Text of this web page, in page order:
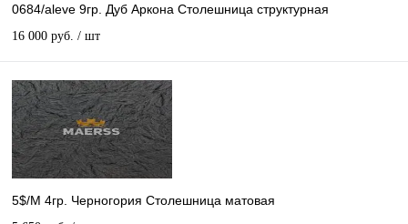
0684/aleve 9гр. Дуб Аркона Столешница структурная
16 000 руб. / шт
5$/М 4гр. Черногория Столешница матовая